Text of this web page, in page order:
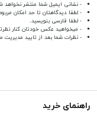
- نشانی ایمیل شما منتشر نخواهد
- لطفا دیدگاهتان تا حد امکان
- لطفا فارسی بنویسید.
- میخواهید عکس خودتان کنار
- نظرات شما بعد از تایید مدیریت
راهنمای خرید